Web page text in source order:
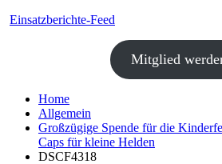
Einsatzberichte-Feed
Mitglied
Home
Allgemein
Großzügige Spende für die
Caps für kleine Helden
DSCF4318